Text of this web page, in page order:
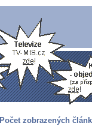
Počet zobrazených